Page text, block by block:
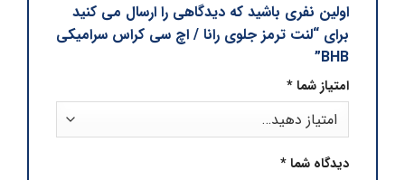
اولین نفری باشید که دیدگاهی را ارسال می کنید
برای “لنت ترمز جلوی رانا / اچ سی کراس سرامیکی
BHB”
امتیاز شما*
دیدگاه شما*